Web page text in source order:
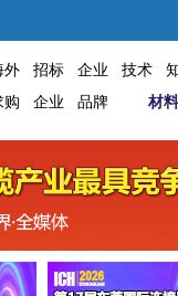
外 招标 企业 技术
购 企业 品牌 材料